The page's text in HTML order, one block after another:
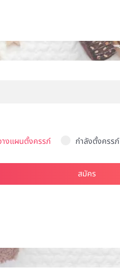
างแผนตั้งครรภ์
กำลังตั้งครรภ์
สมัคร